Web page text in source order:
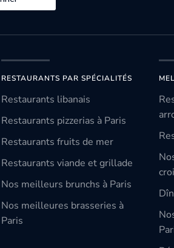
RESTAURANTS PAR SPÉCIALITÉS
Restaurants libanais
Restaurants pizzerias à Paris
Restaurants fruits de mer
Restaurants viande et grillade
Nos meilleurs brunchs à Paris
Nos meilleures brasseries à
Paris